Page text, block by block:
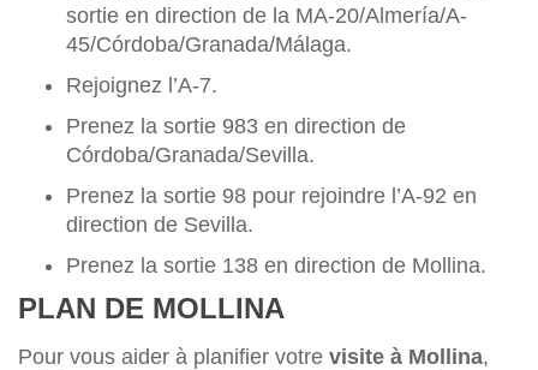
sortie en direction de la MA-20/Almería/A-
45/Córdoba/Granada/Málaga.
Rejoignez l’A-7.
Prenez la sortie 983 en direction de
Córdoba/Granada/Sevilla.
Prenez la sortie 98 pour rejoindre l’A-92 en
direction de Sevilla.
Prenez la sortie 138 en direction de Mollina.
PLAN DE MOLLINA
Pour vous aider à planifier votre visite à Mollina,